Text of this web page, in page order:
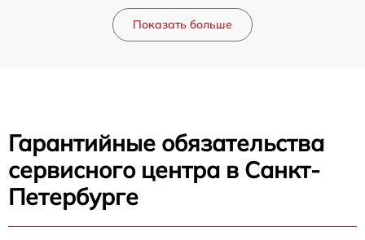
Показать больше
Гарантийные обязательства
сервисного центра в Санкт-
Петербурге